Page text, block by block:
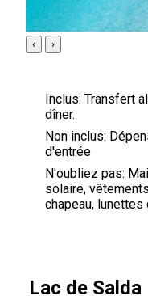
‹ ›
Inclus: Transfert
dîner.
Non inclus:
d'entrée
N'oubliez pas:
solaire,
chapeau, lunettes
Lac de